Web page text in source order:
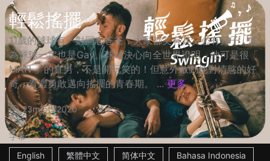
輕鬆搖擺
11歲的球球有一對同志爸爸，大家都笑有其父必有其子，認
為球球一定也是Gay。球球決心向全世界證明，他可是很「
MAN 」的直男，不是開玩笑的！但意外啟動他對情慾的好
奇，青澀勇敢邁向搖擺的青春期。 ... 更多
23m台灣2020
字幕
English
繁體中文 简体中文 Bahasa Indonesia